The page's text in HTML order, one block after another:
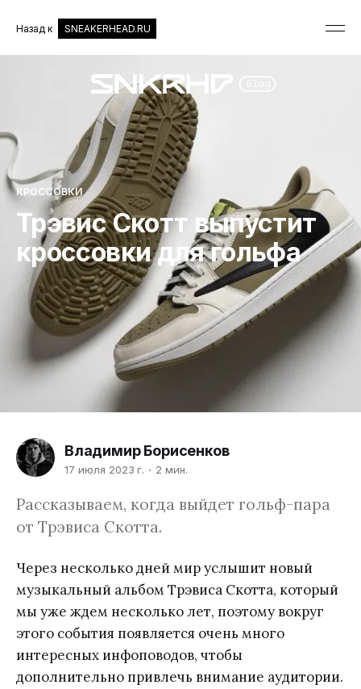
Назад к SNEAKERHEAD.RU
КРОССОВКИ
Трэвис Скотт выпустит
кроссовки для гольфа
Владимир Борисенков
17 июля 2023 г. 2 мин.
Рассказываем, когда выйдет гольф-пара
от Трэвиса Скотта.
Через несколько дней мир услышит новый
музыкальный альбом Трэвиса Скотта, который
мы уже ждем несколько лет, поэтому вокруг
этого события появляется очень много
интересных инфоповодов, чтобы
дополнительно привлечь внимание аудитории.